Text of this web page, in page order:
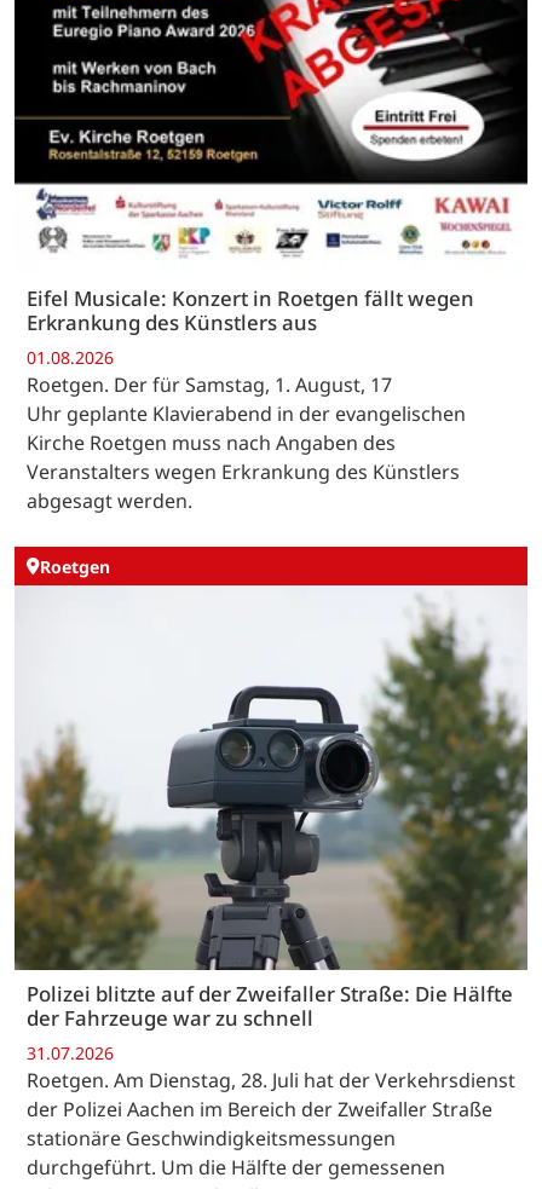
Eifel Musicale: Konzert in Roetgen fällt wegen
Erkrankung des Künstlers aus
01.08.2026
Roetgen. Der für Samstag, 1. August, 17
Uhr geplante Klavierabend in der evangelischen
Kirche Roetgen muss nach Angaben des
Veranstalters wegen Erkrankung des Künstlers
abgesagt werden.
Roetgen
Polizei blitzte auf der Zweifaller Straße: Die Hälfte
der Fahrzeuge war zu schnell
31.07.2026
Roetgen. Am Dienstag, 28. Juli hat der Verkehrsdienst
der Polizei Aachen im Bereich der Zweifaller Straße
stationäre Geschwindigkeitsmessungen
durchgeführt. Um die Hälfte der gemessenen